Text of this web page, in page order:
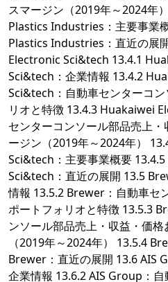
スマージン（2019年～2024年
Plastics Industries：主要事業
Plastics Industries：直近の展
Electronic Sci&tech 13.4.1
Sci&tech：企業情報 13.4.2
Sci&tech：自動車センターコ
リオと特徴 13.4.3 Huakaiwei
センターコンソール部品売上
ージン（2019年～2024年）
Sci&tech：主要事業概要
Sci&tech：直近の展開 13.5
情報 13.5.2 Brewer：自動車セ
ポートフォリオと特徴 13.5.3
ンソール部品売上・収益・価
（2019年～2024年） 13.5.4
Brewer：直近の展開 13.6 AIS
企業情報 13.6.2 AIS Group：